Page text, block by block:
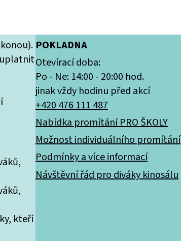
uplatnit
kteří
POKLADNA
Otevírací doba:
Po - Ne: 14:00 - 20:00 hod.
jinak vždy hodinu před akcí
+420 476 111 487
Nabídka promítání PRO ŠKOLY
Možnost individuálního promítání
Podmínky a více informací
Návštěvní řád pro diváky kinosálu